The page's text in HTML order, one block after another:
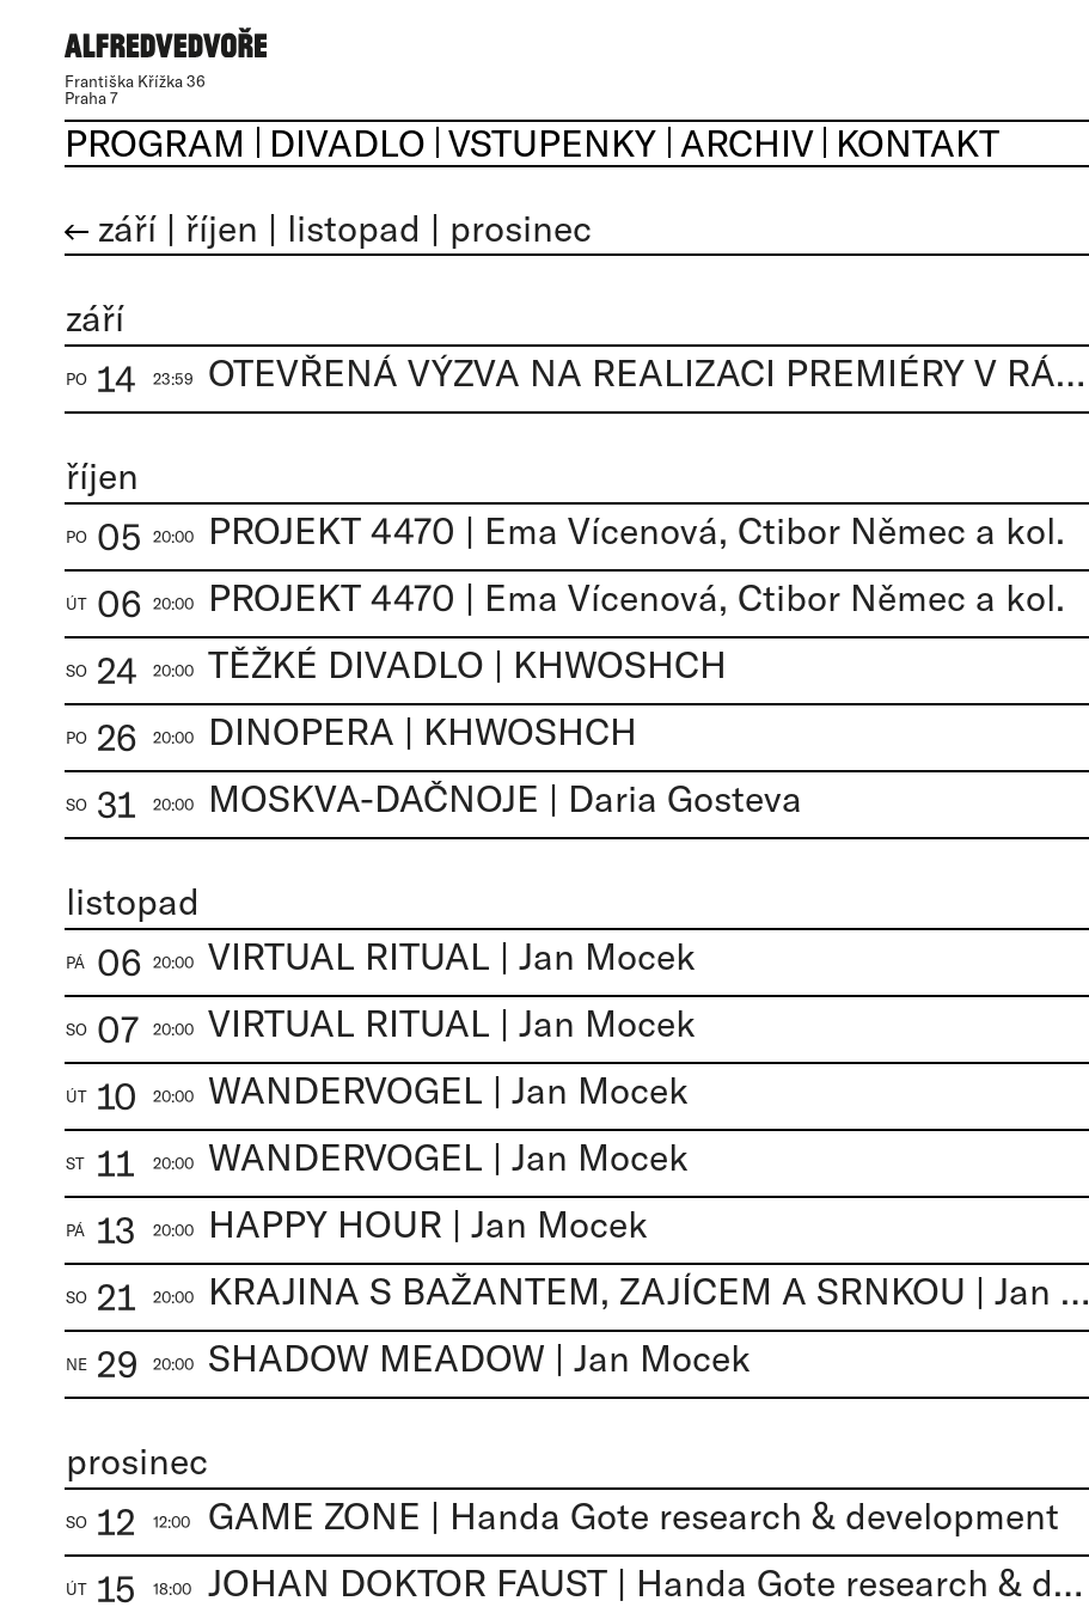
Františka Křížka 36
Praha 7
PROGRAM
DIVADLO VSTUPENKY ARCHIV KONTAKT
září | říjen | listopad | prosinec
září
PO 14 23:59 OTEVŘENÁ VÝZVA NA REALIZACI PREMIÉRY V RÁMCI FESTIVALU LOUTEX 2027
říjen
PO 05 20:00 PROJEKT 4470 | Ema Vícenová, Ctibor Němec a kol.
ÚT 06 20:00 PROJEKT 4470 | Ema Vícenová, Ctibor Němec a kol.
SO 24 20:00 TĚŽKÉ DIVADLO | KHWOSHCH
PO 26 20:00 DINOPERA | KHWOSHCH
SO 31 20:00 MOSKVA-DAČNOJE | Daria Gosteva
listopad
PÁ 06 20:00 VIRTUAL RITUAL | Jan Mocek
SO 07 20:00 VIRTUAL RITUAL | Jan Mocek
ÚT 10 20:00 WANDERVOGEL | Jan Mocek
ST 11 20:00 WANDERVOGEL | Jan Mocek
PÁ 13 20:00 HAPPY HOUR | Jan Mocek
SO 21 20:00 KRAJINA S BAŽANTEM, ZAJÍCEM A SRNKOU | Jan Mocek
NE 29 20:00 SHADOW MEADOW | Jan Mocek
prosinec
SO 12 12:00 GAME ZONE | Handa Gote research & development
ÚT 15 18:00 JOHAN DOKTOR FAUST | Handa Gote research & development